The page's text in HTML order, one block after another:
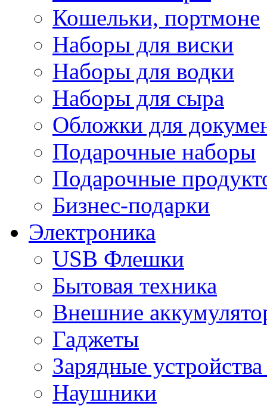
Кошельки, портмоне
Наборы для виски
Наборы для водки
Наборы для сыра
Обложки для
Подарочные наборы
Подарочные
Бизнес-подарки
Электроника
USB Флешки
Бытовая техника
Внешние
Гаджеты
Зарядные
Наушники